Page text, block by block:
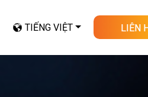
TIẾNG VIỆT LIÊN